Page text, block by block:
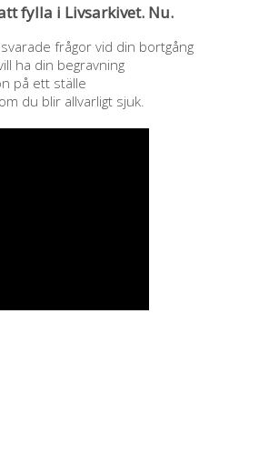
fylla i Livsarkivet. Nu.
frågor vid din bortgång
ha din begravning
på ett ställe
du blir allvarligt sjuk.